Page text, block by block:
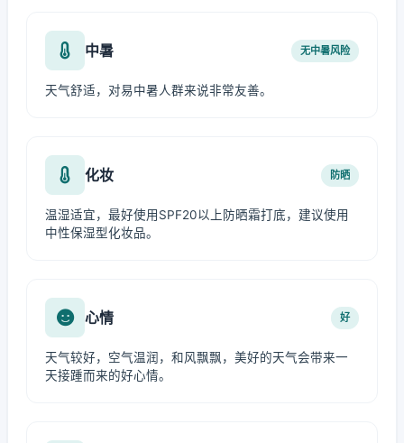
中暑 无中暑风险
天气舒适，对易中暑人群来说非常友善。
化妆 防晒
温湿适宜，最好使用SPF20以上防晒霜打底，建议使用
中性保湿型化妆品。
心情 好
天气较好，空气温润，和风飘飘，美好的天气会带来一
天接踵而来的好心情。